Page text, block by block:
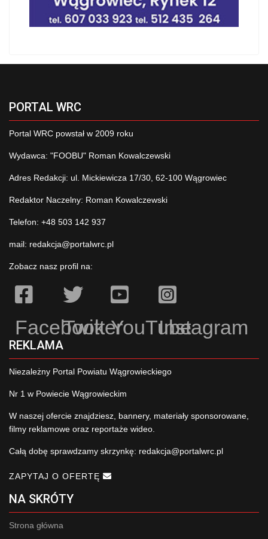
PORTAL WRC
Portal WRC powstał w 2009 roku
Wydawca: "FOOBU" Roman Kowalczewski
Adres Redakcji: ul. Mickiewicza 17/30, 62-100 Wągrowiec
Redaktor Naczelny: Roman Kowalczewski
Telefon: +48 503 142 937
mail: redakcja@portalwrc.pl
Zobacz nasz profil na:
Facebook
TwitterYouTubeInstagram
REKLAMA
Niezależny Portal Powiatu Wągrowieckiego
Nr 1 w Powiecie Wągrowieckim
W naszej ofercie znajdziesz, bannery, materiały sponsorowane,
filmy reklamowe oraz reportaże wideo.
Całą dobę sprawdzamy skrzynkę: redakcja@portalwrc.pl
ZAPYTAJ O OFERTĘ
NA SKRÓTY
Strona główna